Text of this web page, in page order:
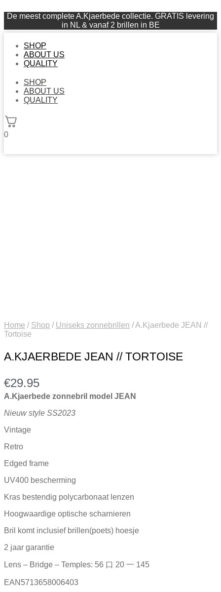
De meest complete A.Kjaerbede collectie. GRATIS levering
in NL & vanaf 2 brillen in BE
SHOP
ABOUT US
QUALITY
SHOP
ABOUT US
QUALITY
0
Home / Shop / Uniseks zonnebrillen /A.Kjaerbede JEAN //
Tortoise
A.KJAERBEDE JEAN // TORTOISE
€29.95
A.Kjaerbede zonnebril model JEAN
Nieuw style SS2023
Vintage
Retro
Edged frame
UV400 bescherming
Kras bestendig polycarbonaat lenzen
Hoogwaardige optische scharnieren
Bril komt inclusief brillen(poets) hoesje
2 jaar garantie
Lens – Bridge – Temples: 56 口 20 一 145
EAN5713658006403